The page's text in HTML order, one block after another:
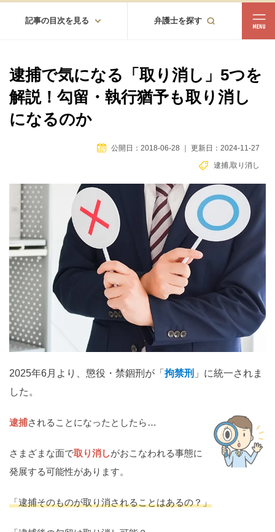
記事の目次を見る 弁護士を探す
都道府県から探す
北海道・東北
北海道 青森 岩手
関東
茨城 群馬 埼玉 千葉 東京 神奈川
東海
岐阜 静岡 三重
関西
滋賀 大阪 兵庫 奈良
中国
広島
四国
鹿児島
逮捕で気になる「取り消し」5つを
解説！勾留・執行猶予も取り消し
になるのか
公開日：2018-06-28 更新日：2024-11-27
逮捕,取り消し
2025年6月より、懲役・禁錮刑が「 拘禁刑 」に統一されま
した。
逮捕されることになったとしたら…
さまざまな面で取り消しがおこなわれる事態に
発展する可能性があります。
「逮捕そのものが取り消されることはあるの？」